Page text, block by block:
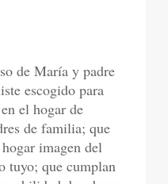
de María y padre
escogido para
el hogar de
de familia; que
imagen del
tuyo; que cumplan